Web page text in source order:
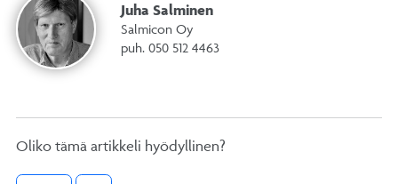
Juha Salminen
Salmicon Oy
puh. 050 512 4463
Oliko tämä artikkeli hyödyllinen?